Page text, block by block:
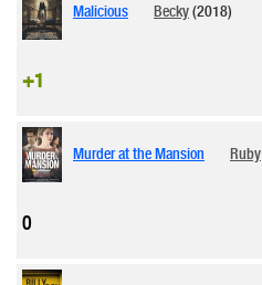
Malicious Becky(2018)
+1
Murder at the Mansion Ruby
0